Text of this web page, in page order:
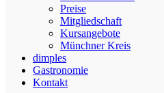
Preise
Mitgliedschaft
Kursangebote
Münchner Kreis
dimples
Gastronomie
Kontakt